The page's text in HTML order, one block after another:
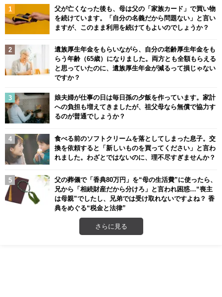
父が亡くなった後も、母は父の「家族カード」で買い物
を続けています。「自分の名義だから問題ない」と言い
ますが、このまま利用を続けてもよいのでしょうか？
遺族厚生年金をもらいながら、自分の老齢厚生年金をも
らう年齢（65歳）になりました。両方とも全額もらえる
と思っていたのに、遺族厚生年金が減るって損じゃない
ですか？
娘夫婦が仕事の日は毎日孫の夕飯を作っています。家計
への負担も増えてきましたが、祖父母なら無償で協力す
るのが普通でしょうか？
食べる前のソフトクリームを落としてしまった息子。交
換を依頼すると「新しいものを買ってください」と言わ
れました。わざとではないのに、理不尽すぎませんか？
父の葬儀で「香典80万円」を“母の生活費”に使ったら、
兄から「相続財産だから分けろ」と言われ困惑…“喪主
は母親”でしたし、兄弟では受け取れないですよね？ 香
典をめぐる“税金と法律”
さらに見る